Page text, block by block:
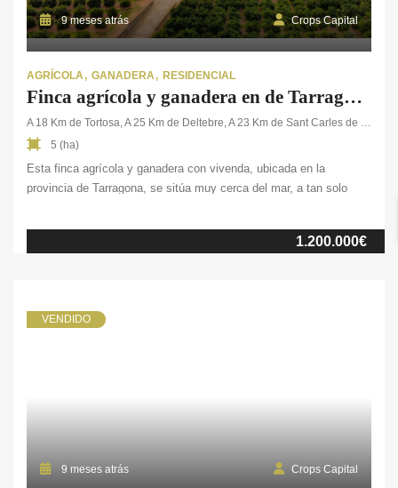
9 meses atrás Crops Capital
AGRÍCOLA GANADERA RESIDENCIAL
Finca agrícola y ganadera en de Tarragona
A 18 Km de Tortosa, A 25 Km de Deltebre, A 23 Km de Sant Carles de la Rápita
5 (ha)
Esta finca agrícola y ganadera con vivenda, ubicada en la
provincia de Tarragona, se sitúa muy cerca del mar, a tan solo
entre ellas la explotación ganadera de vacuno, cultivo de cítricos y
ocio rural. Hablamos de 5 ha. de terreno completamente vallado
1.200.000€
VENDIDO
9 meses atrás Crops Capital